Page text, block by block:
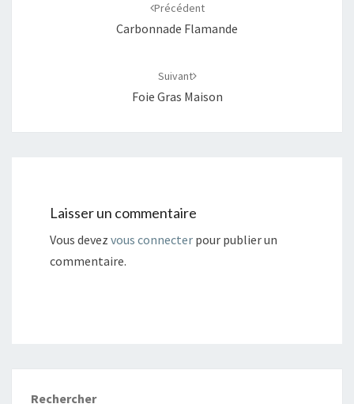
Précédent
Carbonnade Flamande
Suivant
Foie Gras Maison
Laisser un commentaire
Vous devez vous connecter pour publier un
commentaire.
Rechercher